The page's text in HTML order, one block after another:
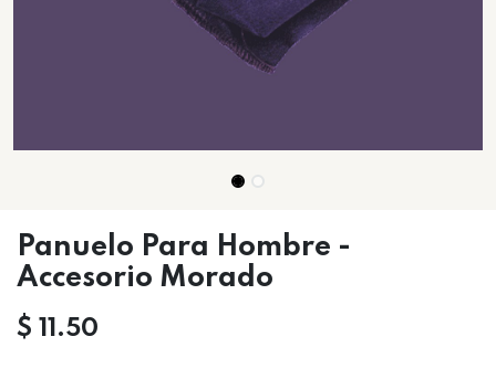
Panuelo Para Hombre -
Accesorio Morado
$ 11.50